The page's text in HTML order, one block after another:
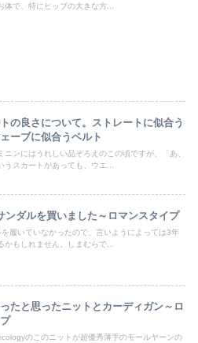
体で、特にヒップの大きな方...
の良さについて。ストレートに似合う
ーブに似合うベルト
ニンにはうれしい品ぞろえのこの頃ですが、「あ、
うスカートがあっても、ウエ...
ンダルを買いました～ロマンスタイプ
履いていなかったので、言いようによっては3年
かもしれません。しまむらで...
たと思ったニットとカーディガン～ロ
のこのニットが超優秀薄手のモールヤーンの